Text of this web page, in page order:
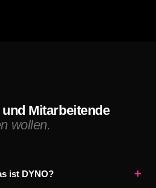
Mitarbeitende
wollen.
ist DYNO? +